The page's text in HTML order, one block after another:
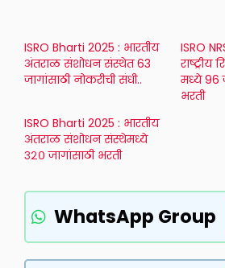
ISRO Bharti 2025 : भारतीय
अंतराळ संशोधन संस्थेत 63
जागांसाठी नोकरीची संधी..
ISRO
मध्ये 96
भरती
ISRO Bharti 2025 : भारतीय
अंतराळ संशोधन संस्थेमध्ये
३२० जागांसाठी भरती
WhatsApp Group